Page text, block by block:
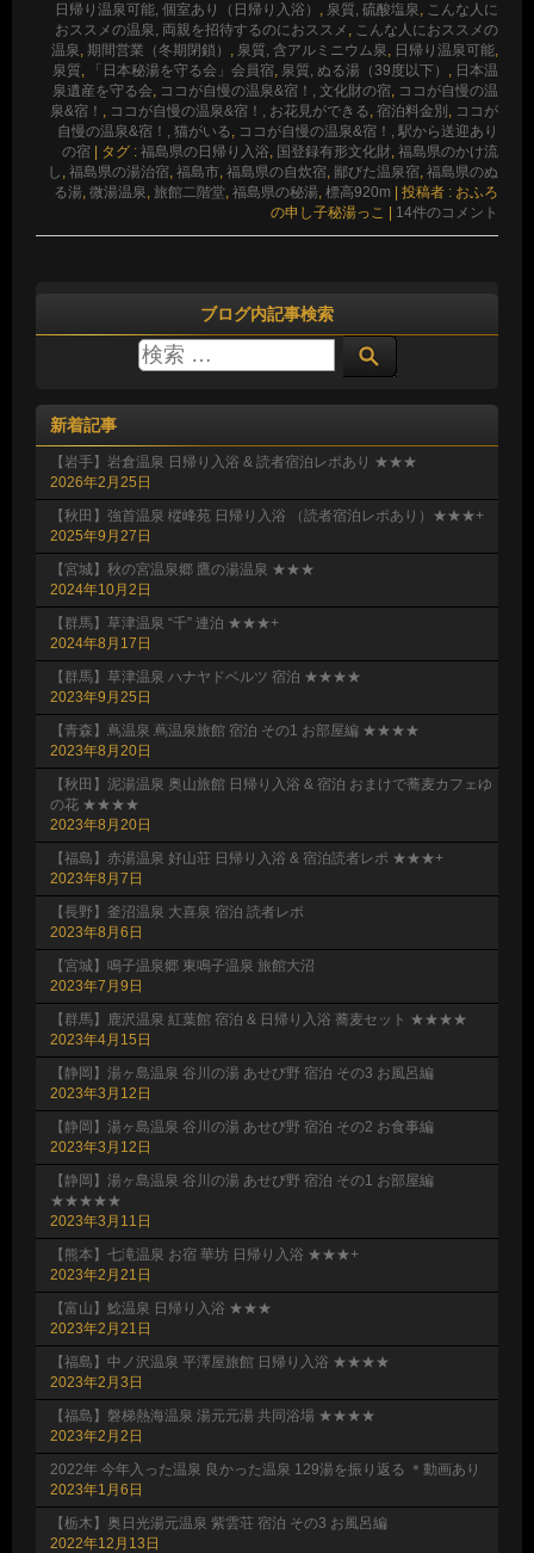
日帰り温泉可能, 個室あり（日帰り入浴） , 泉質, 硫酸塩泉, こんな人に
おススメの温泉, 両親を招待するのにおススメ , こんな人におススメの
温泉, 期間営業（冬期閉鎖） , 泉質, 含アルミニウム泉, 日帰り温泉可能,
泉質, 「日本秘湯を守る会」会員宿, 泉質, ぬる湯（39度以下） , 日本温
泉遺産を守る会, ココが自慢の温泉&宿！, 文化財の宿, ココが自慢の温
泉&宿！ , ココが自慢の温泉&宿！, お花見ができる, 宿泊料金別 , ココが
自慢の温泉&宿！, 猫がいる, ココが自慢の温泉&宿！, 駅から送迎あり
の宿
タグ : 福島県の日帰り入浴, 国登録有形文化財, 福島県のかけ流
し , 福島県の湯治宿, 福島市, 福島県の自炊宿, 鄙びた温泉宿, 福島県のぬ
る湯, 微湯温泉, 旅館二階堂, 福島県の秘湯, 標高920m
投稿者 : おふろ
の申し子秘湯っこ
14件のコメント
ブログ内記事検索
新着記事
【岩手】岩倉温泉 日帰り入浴 & 読者宿泊レポあり ★★★
2026年2月25日
【秋田】強首温泉 樅峰苑 日帰り入浴 （読者宿泊レポあり）★★★+
2025年9月27日
【宮城】秋の宮温泉郷 鷹の湯温泉 ★★★
2024年10月2日
【群馬】草津温泉 “千” 連泊 ★★★+
2024年8月17日
【群馬】草津温泉 ハナヤドベルツ 宿泊 ★★★★
2023年9月25日
【青森】蔦温泉 蔦温泉旅館 宿泊 その1 お部屋編 ★★★★
2023年8月20日
【秋田】泥湯温泉 奥山旅館 日帰り入浴 & 宿泊 おまけで蕎麦カフェゆ
の花 ★★★★
2023年8月20日
【福島】赤湯温泉 好山荘 日帰り入浴 & 宿泊読者レポ ★★★+
2023年8月7日
【長野】釜沼温泉 大喜泉 宿泊 読者レポ
2023年8月6日
【宮城】鳴子温泉郷 東鳴子温泉 旅館大沼
2023年7月9日
【群馬】鹿沢温泉 紅葉館 宿泊 & 日帰り入浴 蕎麦セット ★★★★
2023年4月15日
【静岡】湯ヶ島温泉 谷川の湯 あせび野 宿泊 その3 お風呂編
2023年3月12日
【静岡】湯ヶ島温泉 谷川の湯 あせび野 宿泊 その2 お食事編
2023年3月12日
【静岡】湯ヶ島温泉 谷川の湯 あせび野 宿泊 その1 お部屋編
★★★★★
2023年3月11日
【熊本】七滝温泉 お宿 華坊 日帰り入浴 ★★★+
2023年2月21日
【富山】鯰温泉 日帰り入浴 ★★★
2023年2月21日
【福島】中ノ沢温泉 平澤屋旅館 日帰り入浴 ★★★★
2023年2月3日
【福島】磐梯熱海温泉 湯元元湯 共同浴場 ★★★★
2023年2月2日
2022年 今年入った温泉 良かった温泉 129湯を振り返る ＊動画あり
2023年1月6日
【栃木】奥日光湯元温泉 紫雲荘 宿泊 その3 お風呂編
2022年12月13日